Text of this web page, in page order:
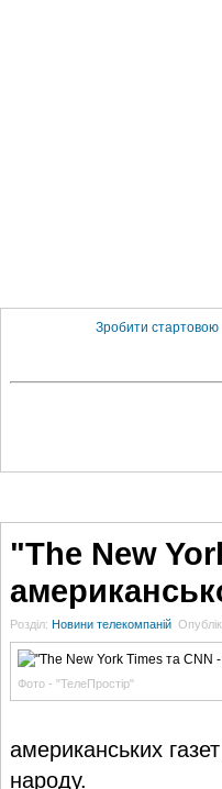
Зробити стартовою
"The New
Розділ: Новини телекомпаній
Фото - "ТелеПростір"
американських
народу.